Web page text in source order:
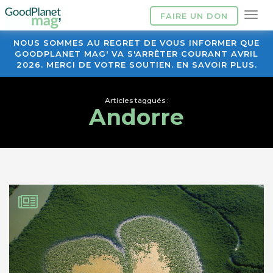
FAIRE UN DON
NOUS SOMMES AU REGRET DE VOUS INFORMER QUE
GOODPLANET MAG' VA S'ARRÊTER COURANT AVRIL
2026. MERCI DE VOTRE SOUTIEN. EN SAVOIR PLUS.
Articles taggués :
Andorre